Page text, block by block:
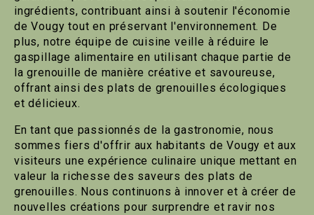
ingrédients, contribuant ainsi à soutenir l'économie
de Vougy tout en préservant l'environnement. De
plus, notre équipe de cuisine veille à réduire le
gaspillage alimentaire en utilisant chaque partie de
la grenouille de manière créative et savoureuse,
offrant ainsi des plats de grenouilles écologiques
et délicieux.
En tant que passionnés de la gastronomie, nous
sommes fiers d'offrir aux habitants de Vougy et aux
visiteurs une expérience culinaire unique mettant en
valeur la richesse des saveurs des plats de
grenouilles. Nous continuons à innover et à créer de
nouvelles créations pour surprendre et ravir nos